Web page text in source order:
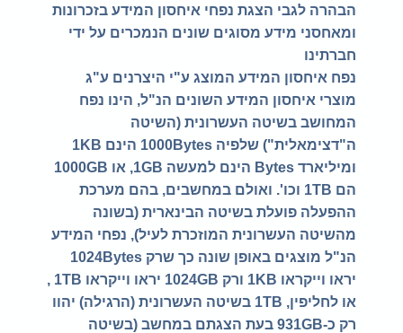
הבהרה לגבי הצגת נפחי איחסון המידע בזכרונות
ומאחסני מידע מסוגים שונים הנמכרים על ידי
חברתינו
נפח איחסון המידע המוצג ע"י היצרנים ע"ג
מוצרי איחסון המידע השונים הנ"ל, הינו נפח
המחושב בשיטה העשרונית (השיטה
ה"דצימאלית") שלפיה 1000Bytes הינם 1KB
ומיליארד Bytes הינם למעשה 1GB, או 1000GB
הם 1TB וכו'. ואולם במחשבים, בהם מערכת
ההפעלה פועלת בשיטה הבינארית (בשונה
מהשיטה העשרונית המוזכרת לעיל), נפחי המידע
הנ"ל מוצגים באופן שונה כך שרק 1024Bytes
יראו וייקראו 1KB ורק 1024GB יראו וייקראו 1TB ,
או לחליפין, 1TB בשיטה העשרונית (הרגילה) יהוו
רק כ-931GB בעת הצגתם במחשב (בשיטה